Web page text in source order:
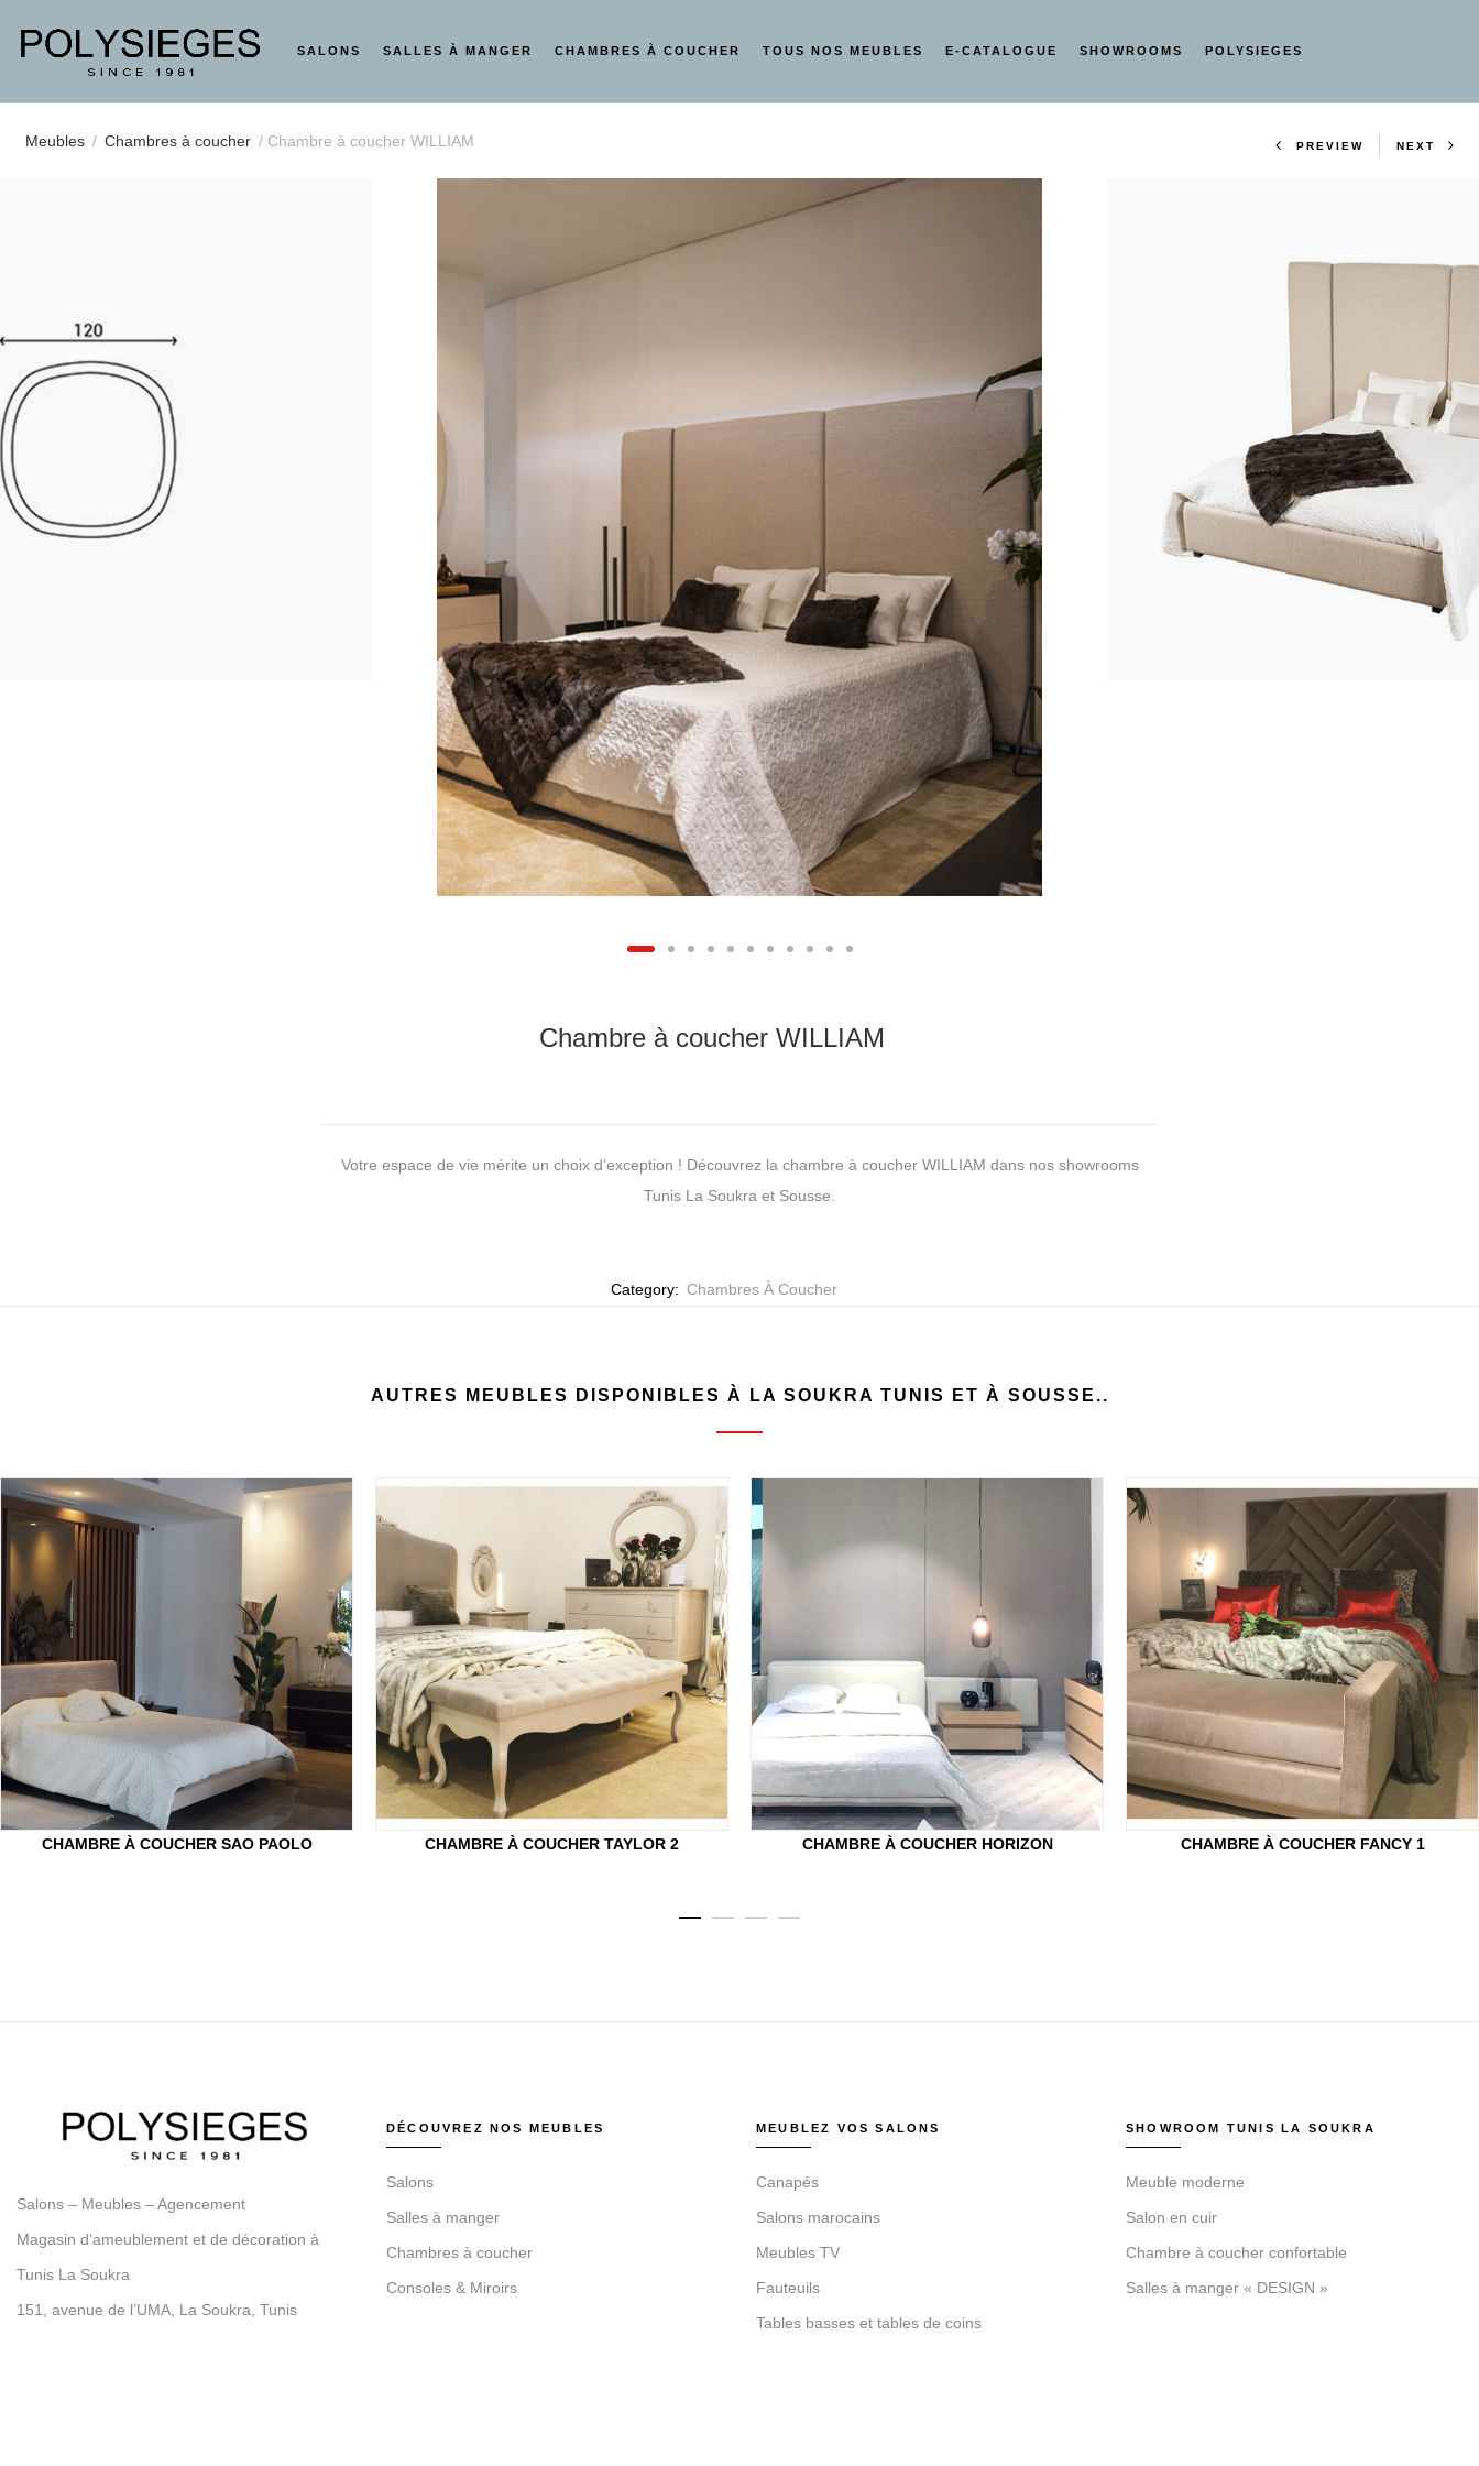
SALONS SALLES À MANGER CHAMBRES À COUCHER TOUS NOS MEUBLES E-CATALOGUE SHOWROOMS POLYSIEGES
Meubles / Chambres à coucher / Chambre à coucher WILLIAM Product
PREVIEW NEXT
Chambre à coucher WILLIAM
Votre espace de vie mérite un choix d’exception ! Découvrez la chambre à coucher WILLIAM dans nos showrooms
Tunis La Soukra et Sousse.
Category: Chambres À Coucher
AUTRES MEUBLES DISPONIBLES À LA SOUKRA TUNIS ET À SOUSSE..
CHAMBRE À COUCHER SAO PAOLO CHAMBRE À COUCHER TAYLOR 2 CHAMBRE À COUCHER HORIZON CHAMBRE À COUCHER FANCY 1
Salons – Meubles – Agencement
Magasin d’ameublement et de décoration à
Tunis La Soukra
151, avenue de l’UMA, La Soukra, Tunis
DÉCOUVREZ NOS MEUBLES
Salons
Salles à manger
Chambres à coucher
Consoles & Miroirs
MEUBLEZ VOS SALONS
Canapés
Salons marocains
Meubles TV
Fauteuils
Tables basses et tables de coins
SHOWROOM TUNIS LA SOUKRA
Meuble moderne
Salon en cuir
Chambre à coucher confortable
Salles à manger « DESIGN »